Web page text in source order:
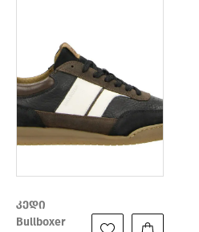
კედი
Bullboxer